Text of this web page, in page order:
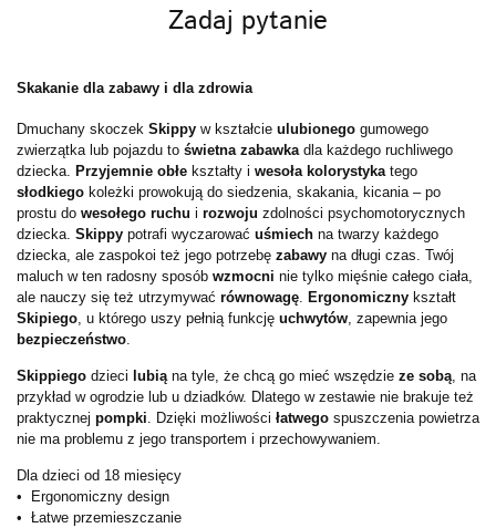
Zadaj pytanie
Skakanie dla zabawy i dla zdrowia
Dmuchany skoczek Skippy w kształcie ulubionego gumowego
zwierzątka lub pojazdu to świetna zabawka dla każdego ruchliwego
dziecka.
Przyjemnie obłe kształty i wesoła kolorystyka tego
słodkiego koleżki prowokują do siedzenia, skakania, kicania – po
prostu do wesołego ruchu i rozwoju zdolności psychomotorycznych
dziecka. Skippy potrafi wyczarować uśmiech na twarzy każdego
dziecka, ale zaspokoi też jego potrzebę zabawy na długi czas. Twój
maluch w ten radosny sposób wzmocni nie tylko mięśnie całego ciała,
ale nauczy się też utrzymywać równowagę Ergonomiczny kształt
Skipiego , u którego uszy pełnią funkcję uchwytów , zapewnia jego
bezpieczeństwo
Skippiego dzieci lubią na tyle, że chcą go mieć wszędzie ze sobą , na
przykład w ogrodzie lub u dziadków. Dlatego w zestawie nie brakuje też
praktycznej pompki . Dzięki możliwości łatwego spuszczenia powietrza
nie ma problemu z jego transportem i przechowywaniem.
Dla dzieci od 18 miesięcy
• Ergonomiczny design
• Łatwe przemieszczanie